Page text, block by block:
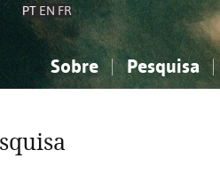
PT EN FR
Sobre Pesquisa
Ciências sociais...
Ciências sociais...